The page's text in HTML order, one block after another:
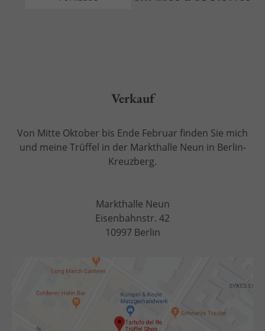
Verkauf
Von Mitte Oktober bis Ende Februar finden Sie mich
und meine Trüffel in der Markthalle Neun in Berlin-
Kreuzberg.
Markthalle Neun
Eisenbahnstr. 42
10997 Berlin